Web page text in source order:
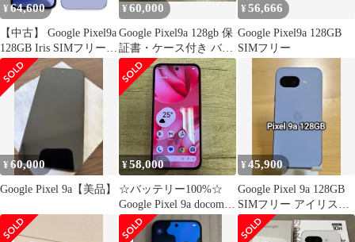
¥64,600
【中古】 Google Pixel9a
128GB Iris SIMフリー
本体 ドコモ Aランク ス
マホ【送料無料】
gp9a1dbl8mtm
¥60,000
Google Pixel9a 128gb 保
証書・ケース付き バッ
テリー100%
¥56,666
Google Pixel9a 128GB
SIMフリー
¥60,000
Google Pixel 9a【美品】
¥58,000
☆バッテリー100%☆
Google Pixel 9a docomo
版SIMフリー
¥45,900
Google Pixel 9a 128GB
SIMフリー アイリス
Iris